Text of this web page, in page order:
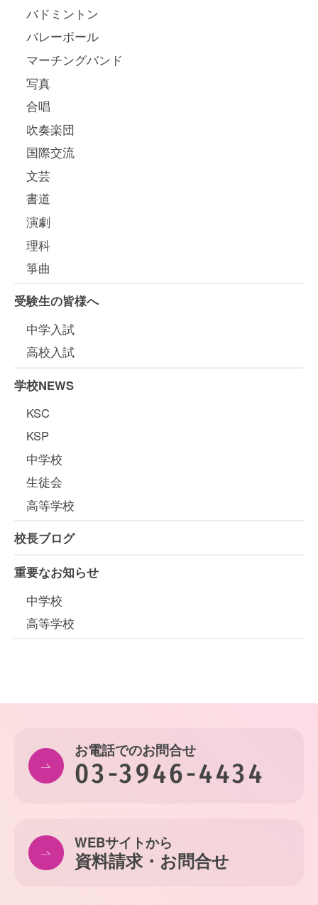
バドミントン
バレーボール
マーチングバンド
写真
合唱
吹奏楽団
国際交流
文芸
書道
演劇
理科
箏曲
受験生の皆様へ
中学入試
高校入試
学校NEWS
KSC
KSP
中学校
生徒会
高等学校
校長ブログ
重要なお知らせ
中学校
高等学校
お電話でのお問合せ
03-3946-4434
WEBサイトから
資料請求・お問合せ